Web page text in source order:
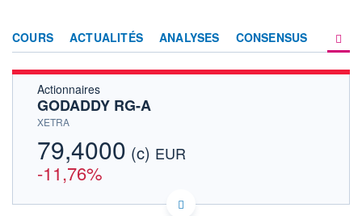
COURS ACTUALITÉS ANALYSES CONSENSUS
ACTIONNAIRES
Actionnaires
GODADDY RG-A
XETRA
79,4000 (c) EUR
-11,76%
US3802371076 38D